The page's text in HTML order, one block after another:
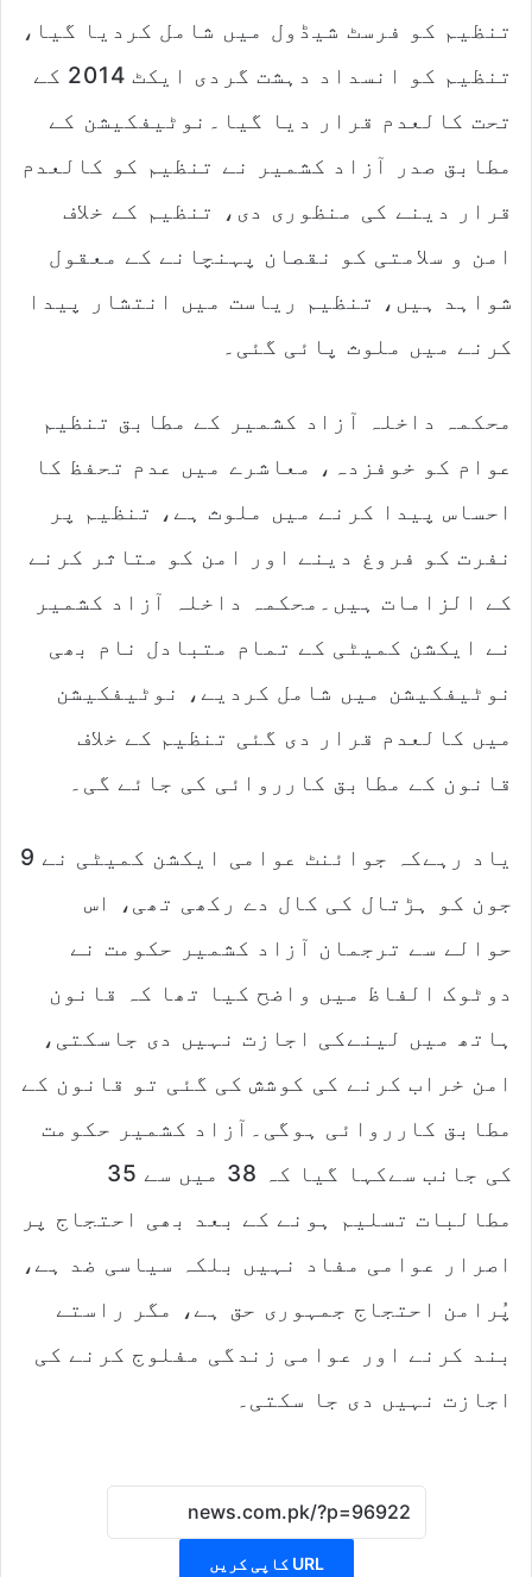
تنظیم کو فرسٹ شیڈول میں شامل کردیا گیا،
تنظیم کو انسداد دہشت گردی ایکٹ 2014 کے
تحت کالعدم قرار دیا گیا۔نوٹیفکیشن کے
مطابق صدر آزاد کشمیر نے تنظیم کو کالعدم
قرار دینے کی منظوری دی، تنظیم کے خلاف
امن و سلامتی کو نقصان پہنچانے کے معقول
شواہد ہیں، تنظیم ریاست میں انتشار پیدا
کرنے میں ملوث پائی گئی۔
محکمہ داخلہ آزاد کشمیر کے مطابق تنظیم
عوام کو خوفزدہ، معاشرے میں عدم تحفظ کا
احساس پیدا کرنے میں ملوث ہے، تنظیم پر
نفرت کو فروغ دینے اور امن کو متاثر کرنے
کے الزامات ہیں۔محکمہ داخلہ آزاد کشمیر
نے ایکشن کمیٹی کے تمام متبادل نام بھی
نوٹیفکیشن میں شامل کردیے، نوٹیفکیشن
میں کالعدم قرار دی گئی تنظیم کے خلاف
قانون کے مطابق کارروائی کی جائے گی۔
یاد رہےکہ جوائنٹ عوامی ایکشن کمیٹی نے 9
جون کو ہڑتال کی کال دے رکھی تھی، اس
حوالے سے ترجمان آزاد کشمیر حکومت نے
دوٹوک الفاظ میں واضح کیا تھا کہ قانون
ہاتھ میں لینےکی اجازت نہیں دی جاسکتی،
امن خراب کرنے کی کوشش کی گئی تو قانون کے
مطابق کارروائی ہوگی۔آزاد کشمیر حکومت
کی جانب سےکہا گیا کہ 38 میں سے 35
مطالبات تسلیم ہونے کے بعد بھی احتجاج پر
اصرار عوامی مفاد نہیں بلکہ سیاسی ضد ہے،
پُرامن احتجاج جمہوری حق ہے، مگر راستے
بند کرنے اور عوامی زندگی مفلوج کرنے کی
اجازت نہیں دی جا سکتی۔
URL کاپی کریں